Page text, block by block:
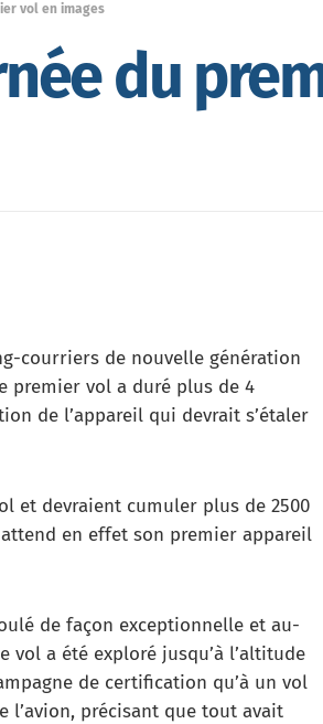
vol en images
du
courriers de nouvelle génération
premier vol a duré plus de 4
de l’appareil qui devrait s’étaler
et devraient cumuler plus de 2500
attend en effet son premier appareil
de façon exceptionnelle et au-
vol a été exploré jusqu’à l’altitude
de certification qu’à un vol
précisant que tout avait